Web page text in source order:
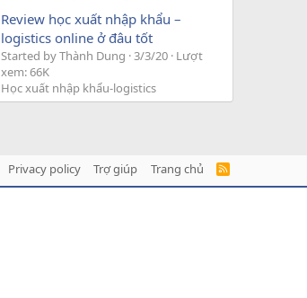
Review học xuất nhập khẩu –
logistics online ở đâu tốt
Started by Thành Dung 3/3/20 Lượt
xem: 66K
Học xuất nhập khẩu-logistics
Privacy policy Trợ giúp Trang chủ
R